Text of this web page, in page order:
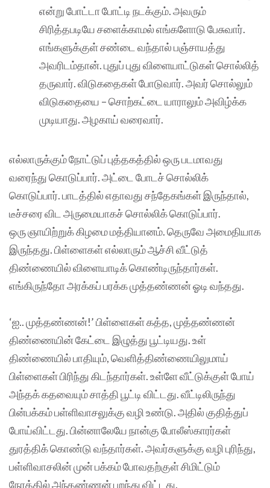
என்று போட்டா போட்டி நடக்கும். அவரும்
சிரித்தபடியே சளைக்காமல் எங்களோடு பேசுவார்.
எங்களுக்குள் சண்டை வந்தால் பஞ்சாயத்து
அவரிடம்தான். புதுப் புது விளையாட்டுகள் சொல்லித்
தருவார். விடுகதைகள் போடுவார். அவர் சொல்லும்
விடுகதையை – சொற்கட்டை யாராலும் அவிழ்க்க
முடியாது. அழகாய் வரைவார்.
எல்லாருக்கும் நோட்டுப் புத்தகத்தில் ஒரு படமாவது
வரைந்து கொடுப்பார். அட்டை போடச் சொல்லிக்
கொடுப்பார். பாடத்தில் எதாவது சந்தேகங்கள் இருந்தால்,
டீச்சரை விட அருமையாகச் சொல்லிக் கொடுப்பார்.
ஒரு ஞாயிற்றுக் கிழமை மத்தியானம். தெருவே அமைதியாக
இருந்தது. பிள்ளைகள் எல்லாரும் ஆச்சி வீட்டுத்
திண்ணையில் விளையாடிக் கொண்டிருந்தார்கள்.
எங்கிருந்தோ அரக்கப் பரக்க முத்தண்ணன் ஓடி வந்தது.
‘ஐ.. முத்தண்ணன்!’ பிள்ளைகள் கத்த, முத்தண்ணன்
திண்ணையின் கேட்டை இழுத்து பூட்டியது. உள்
திண்ணையில் பாதியும், வெளித்திண்ணையிலுமாய்
பிள்ளைகள் பிரிந்து கிடந்தார்கள். உள்ளே வீட்டுக்குள் போய்
அந்தக் கதவையும் சாத்தி பூட்டி விட்டது. வீட்டிலிருந்து
பின்பக்கம் பள்ளிவாசலுக்கு வழி உண்டு. அதில் குதித்துப்
போய்விட்டது. பின்னாலேயே நான்கு போலீஸ்காரர்கள்
துரத்திக் கொண்டு வந்தார்கள். அவர்களுக்கு வழி புரிந்து,
பள்ளிவாசலின் முன் பக்கம் போவதற்குள் சிமிட்டும்
நேரத்தில் அந்தண்ணன் பறந்து விட்டது.